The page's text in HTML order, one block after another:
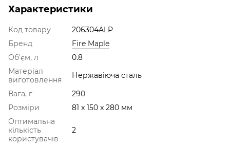
Характеристики
Код товару
206304ALP
Бренд
Fire Maple
Об'єм, л
0.8
Матеріал
виготовлення
Нержавіюча сталь
Вага, г
290
Розміри
81 x 150 x 280 мм
Оптимальна
кількість
користувачів
2